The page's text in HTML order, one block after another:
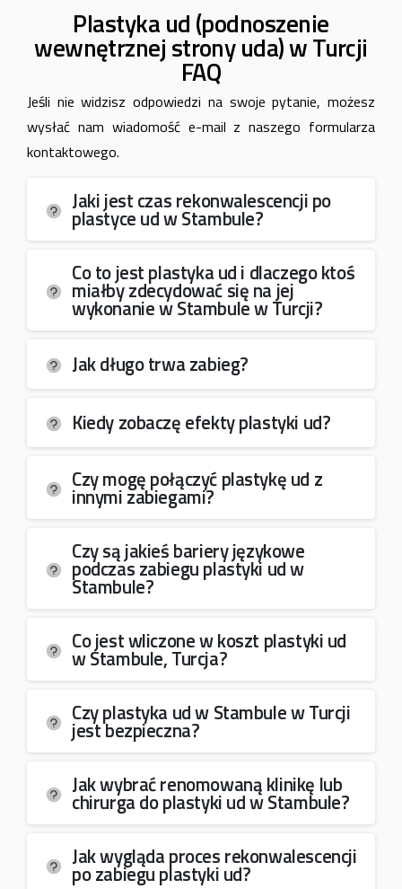
Plastyka ud (podnoszenie
wewnętrznej strony uda) w Turcji
FAQ
Jeśli nie widzisz odpowiedzi na swoje pytanie, możesz
wysłać nam wiadomość e-mail z naszego formularza
kontaktowego.
Jaki jest czas rekonwalescencji po
plastyce ud w Stambule?
Co to jest plastyka ud i dlaczego ktoś
miałby zdecydować się na jej
wykonanie w Stambule w Turcji?
Jak długo trwa zabieg?
Kiedy zobaczę efekty plastyki ud?
Czy mogę połączyć plastykę ud z
innymi zabiegami?
Czy są jakieś bariery językowe
podczas zabiegu plastyki ud w
Stambule?
Co jest wliczone w koszt plastyki ud
w Stambule, Turcja?
Czy plastyka ud w Stambule w Turcji
jest bezpieczna?
Jak wybrać renomowaną klinikę lub
chirurga do plastyki ud w Stambule?
Jak wygląda proces rekonwalescencji
po zabiegu plastyki ud?